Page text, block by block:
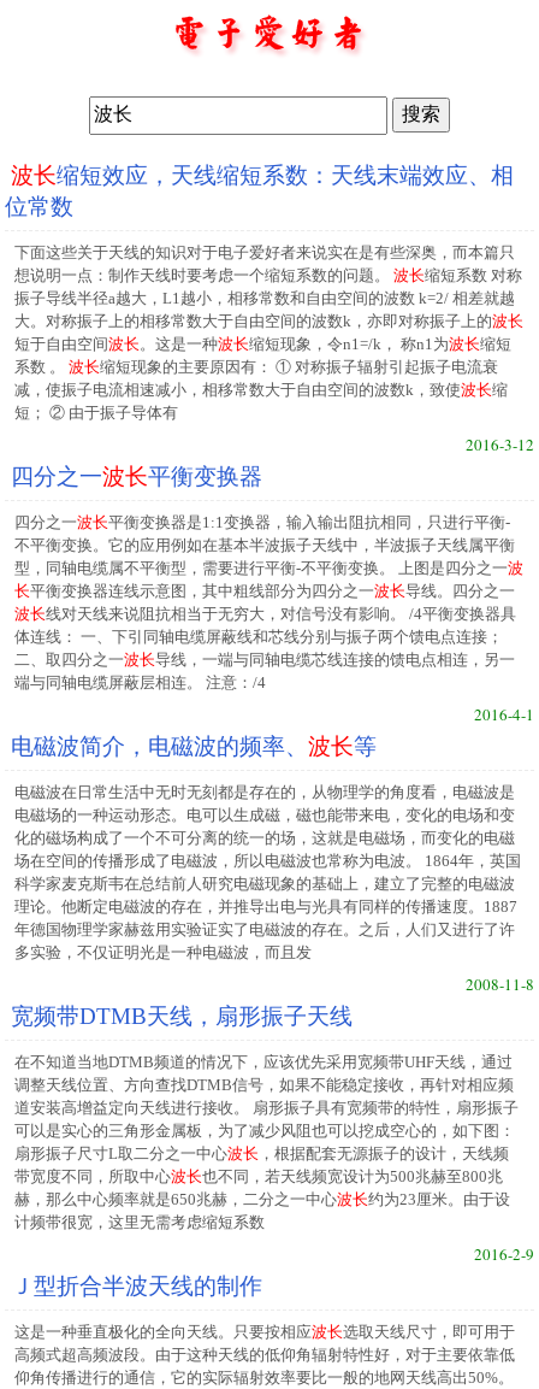
波长缩短效应，天线缩短系数：天线末端效应、相
位常数
下面这些关于天线的知识对于电子爱好者来说实在是有些深奥，而本篇只
想说明一点：制作天线时要考虑一个缩短系数的问题。波长缩短系数 对称
振子导线半径a越大，L1越小，相移常数和自由空间的波数 k=2/ 相差就越
大。对称振子上的相移常数大于自由空间的波数k，亦即对称振子上的波长
短于自由空间波长 。这是一种波长缩短现象，令n1=/k， 称n1为波长缩短
系数 。波长缩短现象的主要原因有： ① 对称振子辐射引起振子电流衰
减，使振子电流相速减小，相移常数大于自由空间的波数k，致使波长缩
短； ② 由于振子导体有
2016-3-12
四分之一波长平衡变换器
四分之一波长平衡变换器是1:1变换器，输入输出阻抗相同，只进行平衡-
不平衡变换。它的应用例如在基本半波振子天线中，半波振子天线属平衡
型，同轴电缆属不平衡型，需要进行平衡-不平衡变换。 上图是四分之一波
长平衡变换器连线示意图，其中粗线部分为四分之一波长导线。四分之一
波长线对天线来说阻抗相当于无穷大，对信号没有影响。 /4平衡变换器具
体连线： 一、下引同轴电缆屏蔽线和芯线分别与振子两个馈电点连接；
二、取四分之一波长导线，一端与同轴电缆芯线连接的馈电点相连，另一
端与同轴电缆屏蔽层相连。 注意：/4
2016-4-1
电磁波简介，电磁波的频率、波长等
电磁波在日常生活中无时无刻都是存在的，从物理学的角度看，电磁波是
电磁场的一种运动形态。电可以生成磁，磁也能带来电，变化的电场和变
化的磁场构成了一个不可分离的统一的场，这就是电磁场，而变化的电磁
场在空间的传播形成了电磁波，所以电磁波也常称为电波。 1864年，英国
科学家麦克斯韦在总结前人研究电磁现象的基础上，建立了完整的电磁波
理论。他断定电磁波的存在，并推导出电与光具有同样的传播速度。1887
年德国物理学家赫兹用实验证实了电磁波的存在。之后，人们又进行了许
多实验，不仅证明光是一种电磁波，而且发
2008-11-8
宽频带DTMB天线，扇形振子天线
在不知道当地DTMB频道的情况下，应该优先采用宽频带UHF天线，通过
调整天线位置、方向查找DTMB信号，如果不能稳定接收，再针对相应频
道安装高增益定向天线进行接收。 扇形振子具有宽频带的特性，扇形振子
可以是实心的三角形金属板，为了减少风阻也可以挖成空心的，如下图：
扇形振子尺寸L取二分之一中心波长 ，根据配套无源振子的设计，天线频
带宽度不同，所取中心波长也不同，若天线频宽设计为500兆赫至800兆
赫，那么中心频率就是650兆赫，二分之一中心波长约为23厘米。由于设
计频带很宽，这里无需考虑缩短系数
2016-2-9
Ｊ型折合半波天线的制作
这是一种垂直极化的全向天线。只要按相应波长选取天线尺寸，即可用于
高频式超高频波段。由于这种天线的低仰角辐射特性好，对于主要依靠低
仰角传播进行的通信，它的实际辐射效率要比一般的地网天线高出50%。